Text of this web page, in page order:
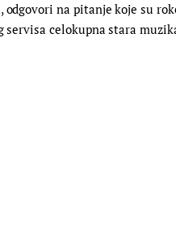
odgovori na pitanje koje su
celokupna stara